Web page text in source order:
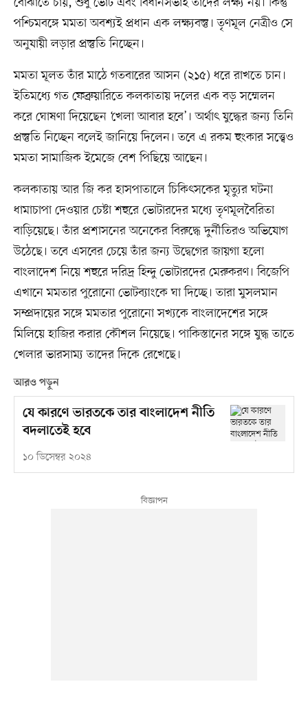
পশ্চিমবঙ্গে মমতা অবশ্যই প্রধান এক লক্ষ্যবস্তু। তৃণমূল নেত্রীও সে
অনুযায়ী লড়ার প্রস্তুতি নিচ্ছেন।
মমতা মূলত তাঁর মাঠে গতবারের আসন (২১৫) ধরে রাখতে চান।
ইতিমধ্যে গত ফেব্রুয়ারিতে কলকাতায় দলের এক বড় সম্মেলন
করে ঘোষণা দিয়েছেন ‘খেলা আবার হবে’। অর্থাৎ যুদ্ধের জন্য তিনি
প্রস্তুতি নিচ্ছেন বলেই জানিয়ে দিলেন। তবে এ রকম হুংকার সত্ত্বেও
মমতা সামাজিক ইমেজে বেশ পিছিয়ে আছেন।
কলকাতায় আর জি কর হাসপাতালে চিকিৎসকের মৃত্যুর ঘটনা
ধামাচাপা দেওয়ার চেষ্টা শহুরে ভোটারদের মধ্যে তৃণমূলবৈরিতা
বাড়িয়েছে। তাঁর প্রশাসনের অনেকের বিরুদ্ধে দুর্নীতিরও অভিযোগ
উঠেছে। তবে এসবের চেয়ে তাঁর জন্য উদ্বেগের জায়গা হলো
বাংলাদেশ নিয়ে শহুরে দরিদ্র হিন্দু ভোটারদের মেরুকরণ। বিজেপি
এখানে মমতার পুরোনো ভোটব্যাংকে ঘা দিচ্ছে। তারা মুসলমান
সম্প্রদায়ের সঙ্গে মমতার পুরোনো সখ্যকে বাংলাদেশের সঙ্গে
মিলিয়ে হাজির করার কৌশল নিয়েছে। পাকিস্তানের সঙ্গে যুদ্ধ তাতে
খেলার ভারসাম্য তাদের দিকে রেখেছে।
আরও পড়ুন
যে কারণে ভারতকে তার বাংলাদেশ নীতি
বদলাতেই হবে
১০ ডিসেম্বর ২০২৪